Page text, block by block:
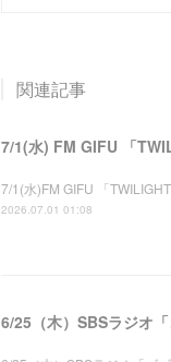
関連記事
7/1(水) FM GIFU 「
7/1(水)FM GIFU 「
2026.07.01 01:08
6/25（木）SBSラジオ